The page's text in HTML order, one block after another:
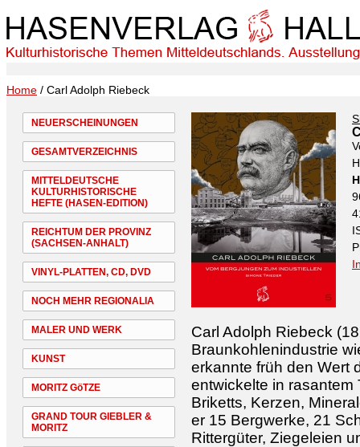
Home / Carl Adolph Riebeck
NEUERSCHEINUNGEN
GESAMTVERZEICHNIS
MITTELDEUTSCHE
KULTURHISTORISCHE
HEFTE (HASEN-EDITION)
REICHTUM DER PROVINZ
(SACHSEN-ANHALT)
VINYL-PLATTEN, CD, DVD
NOCH MEHR REGIONALIA
MALER UND WERK
KUNST
MORITZ GöTZE
GRAND TOUR GIEBLER &
MORITZ
Carl Adolph Riebeck
Braunkohlenindustrie
erkannte früh den Wert
entwickelte in rasantem
Briketts, Kerzen,
er 15 Bergwerke, 21
Rittergüter, Ziegeleien